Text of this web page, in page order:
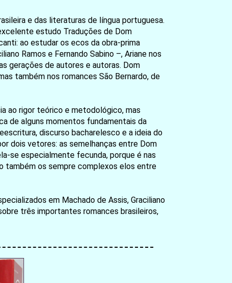
e das literaturas de língua portuguesa.
estudo Traduções de Dom
ao estudar os ecos da obra-prima
Ramos e Fernando Sabino –, Ariane nos
gerações de autores e autoras. Dom
também nos romances São Bernardo, de
ao rigor teórico e metodológico, mas
de alguns momentos fundamentais da
discurso bacharelesco e a ideia do
dois vetores: as semelhanças entre Dom
se especialmente fecunda, porque é nas
também os sempre complexos elos entre
em Machado de Assis, Graciliano
três importantes romances brasileiros,